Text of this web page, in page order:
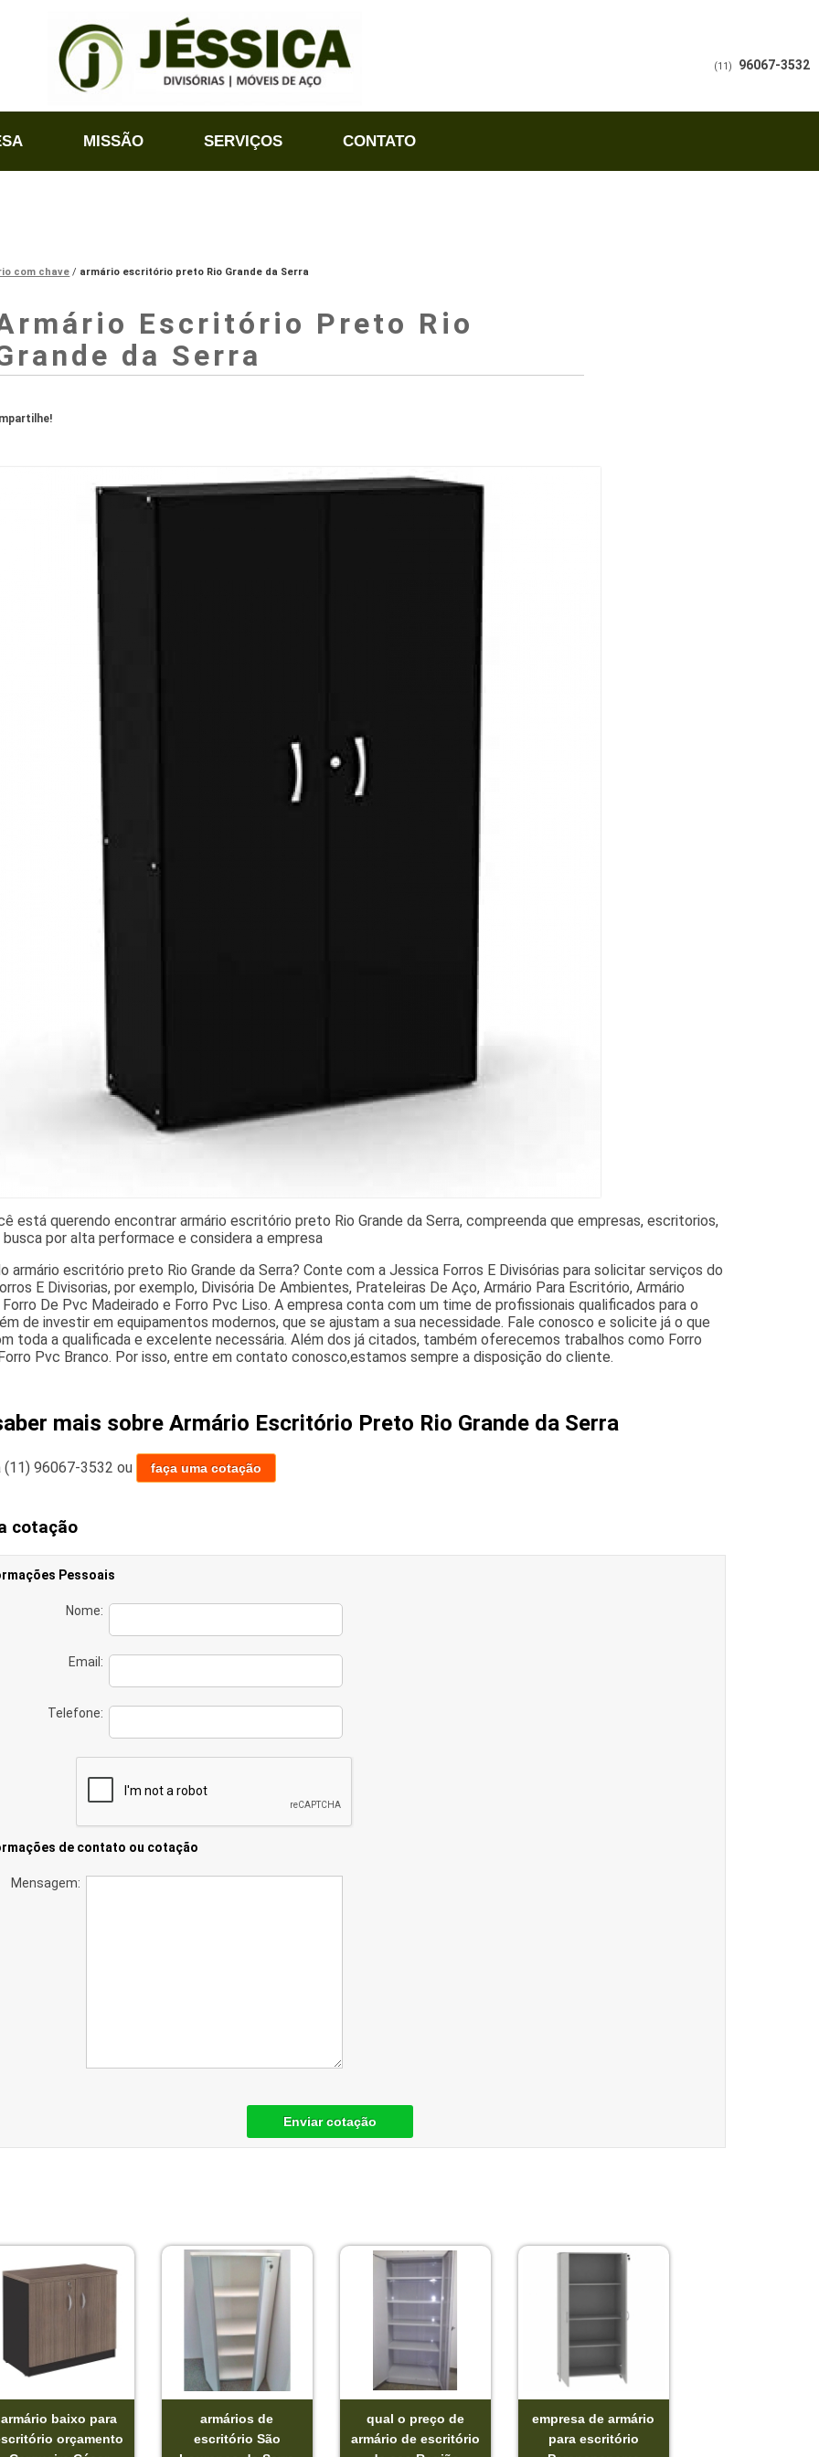
MISSÃO SERVIÇOS CONTATO
(11) 96067-3532
com chave armário escritório preto Rio Grande da Serra
Escritório Preto Rio
da Serra
está querendo encontrar armário escritório preto Rio Grande da Serra, compreenda que empresas, escritorios,
busca por alta performace e considera a empresa
armário escritório preto Rio Grande da Serra? Conte com a Jessica Forros E Divisórias para solicitar serviços do
E Divisorias, por exemplo, Divisória De Ambientes, Prateleiras De Aço, Armário Para Escritório, Armário
De Pvc Madeirado e Forro Pvc Liso. A empresa conta com um time de profissionais qualificados para o
de investir em equipamentos modernos, que se ajustam a sua necessidade. Fale conosco e solicite já o que
toda a qualificada e excelente necessária. Além dos já citados, também oferecemos trabalhos como Forro
Pvc Branco. Por isso, entre em contato conosco,estamos sempre a disposição do cliente.
mais sobre Armário Escritório Preto Rio Grande da Serra
(11) 96067-3532 ou faça uma cotação
cotação
Pessoais
Nome:
Email:
Telefone:
de contato ou cotação
Mensagem:
Enviar cotação
armário baixo para
orçamento
armários de
escritório São
qual o preço de
armário de escritório
empresa de armário
para escritório